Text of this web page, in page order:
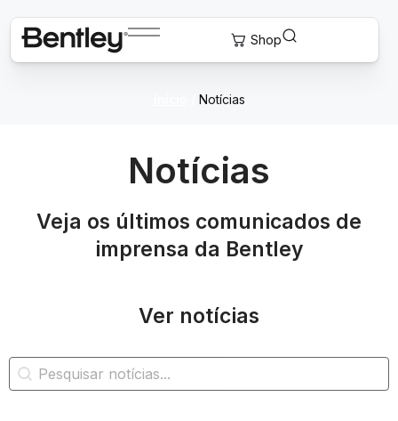
Notícias
Notícias
Veja os últimos comunicados de
imprensa da Bentley
Ver notícias
Pesquisa de notícias
Pesquisar conteúdo